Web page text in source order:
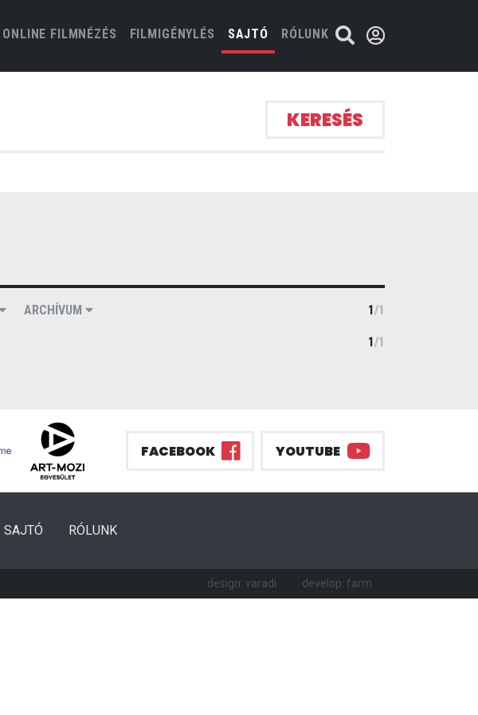
ONLINE FILMNÉZÉS FILMIGÉNYLÉS SAJTÓ RÓLUNK
KERESÉS
ARCHÍVUM 1/1
1/1
FACEBOOK YOUTUBE
SAJTÓ RÓLUNK
design: varadi develop: farm